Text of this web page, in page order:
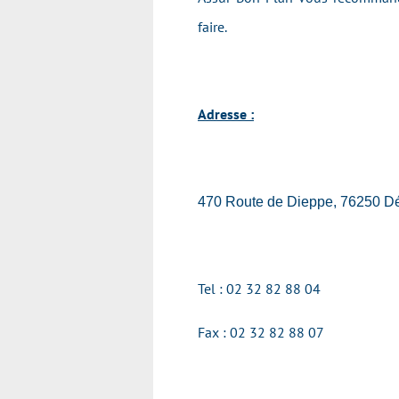
faire.
Adresse :
470 Route de Dieppe, 76250
Tel : 02 32 82 88 04
Fax : 02 32 82 88 07